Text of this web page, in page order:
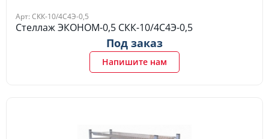
Арт: СКК-10/4С4Э-0,5
Стеллаж ЭКОНОМ-0,5 СКК-10/4С4Э-0,5
Под заказ
Напишите нам